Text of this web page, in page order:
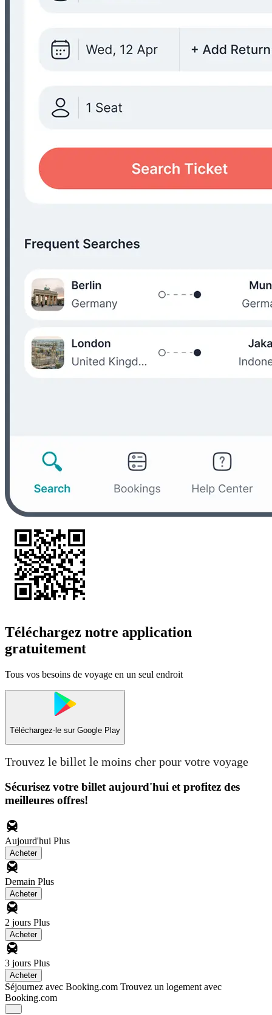
Téléchargez notre application
gratuitement
Tous vos besoins de voyage en un seul endroit
Téléchargez-le sur Google Play
Trouvez le billet le moins cher pour votre voyage
Sécurisez votre billet aujourd'hui et profitez des
meilleures offres!
Aujourd'hui Plus
Acheter
Demain Plus
Acheter
2 jours Plus
Acheter
3 jours Plus
Acheter
Séjournez avec Booking.com Trouvez un logement avec
Booking.com